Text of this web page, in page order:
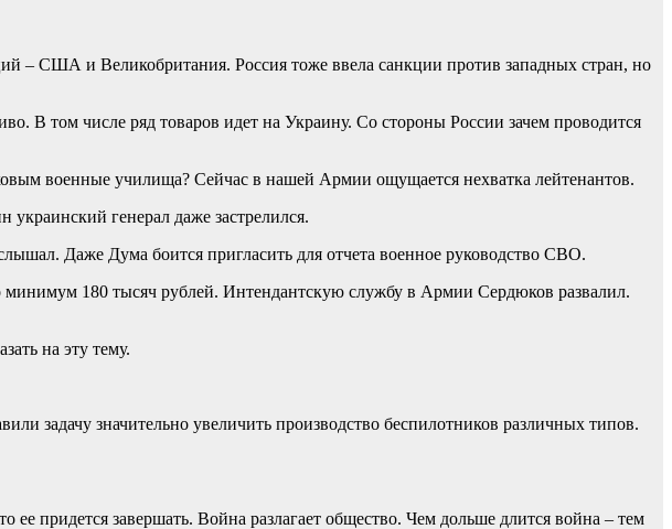
– США и Великобритания. Россия тоже ввела санкции против западных стран, но
В том числе ряд товаров идет на Украину. Со стороны России зачем проводится
военные училища? Сейчас в нашей Армии ощущается нехватка лейтенантов.
генерал даже застрелился.
Даже Дума боится пригласить для отчета военное руководство СВО.
минимум 180 тысяч рублей. Интендантскую службу в Армии Сердюков развалил.
на эту тему.
задачу значительно увеличить производство беспилотников различных типов.
придется завершать. Война разлагает общество. Чем дольше длится война – тем